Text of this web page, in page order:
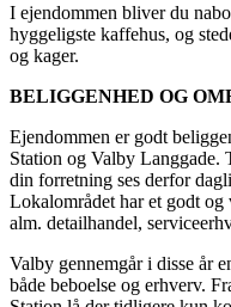
I ejendommen bliver du
hyggeligste kaffehus, og
og kager.
BELIGGENHED OG
Ejendommen er godt
Station og Valby Langgade.
din forretning ses derfor
Lokalområdet har et godt
alm. detailhandel,
Valby gennemgår i disse år
både beboelse og erhverv.